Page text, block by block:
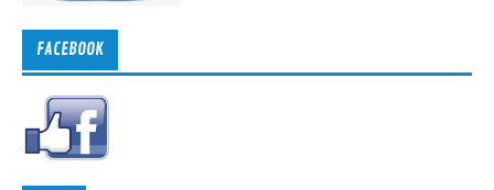
FACEBOOK